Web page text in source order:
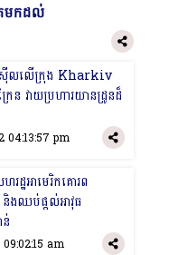
មកដល់
លលើក្រុង Kharkiv
ែន វាយប្រហារយានដ្រូនដ៏
04:13:57 pm
ដ្ឋអាមេរិកគោរព
ត និងឈប់ផ្ដល់អាវុធ
am